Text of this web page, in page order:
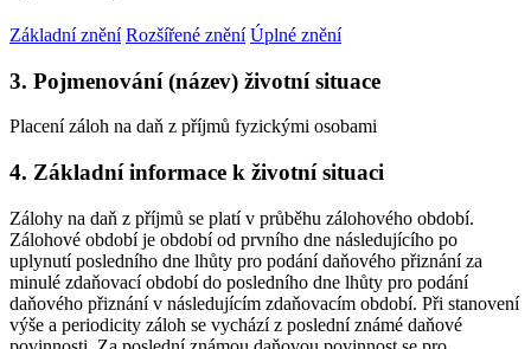
Základní znění Rozšířené znění Úplné znění
3. Pojmenování (název) životní situace
Placení záloh na daň z příjmů fyzickými osobami
4. Základní informace k životní situaci
Zálohy na daň z příjmů se platí v průběhu zálohového období.
Zálohové období je období od prvního dne následujícího po
uplynutí posledního dne lhůty pro podání daňového přiznání za
minulé zdaňovací období do posledního dne lhůty pro podání
daňového přiznání v následujícím zdaňovacím období. Při stanovení
výše a periodicity záloh se vychází z poslední známé daňové